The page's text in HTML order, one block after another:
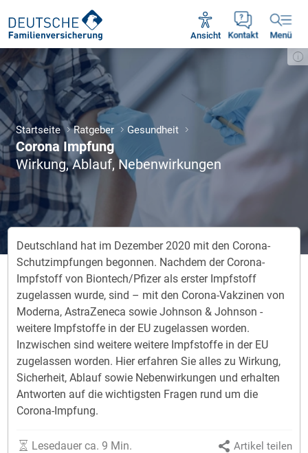
Kontakt
Ansicht Menü
Mo - Fr 09:00 - 18:30 Uhr
Startseite Ratgeber Gesundheit
Corona Impfung
Wirkung, Ablauf, Nebenwirkungen
Deutschland hat im Dezember 2020 mit den Corona-
Schutzimpfungen begonnen. Nachdem der Corona-
Impfstoff von Biontech/Pfizer als erster Impfstoff
zugelassen wurde, sind – mit den Corona-Vakzinen von
Moderna, AstraZeneca sowie Johnson & Johnson -
weitere Impfstoffe in der EU zugelassen worden.
Inzwischen sind weitere weitere Impfstoffe in der EU
zugelassen worden. Hier erfahren Sie alles zu Wirkung,
Sicherheit, Ablauf sowie Nebenwirkungen und erhalten
Antworten auf die wichtigsten Fragen rund um die
Corona-Impfung.
Lesedauer ca. 9 Min. Artikel teilen